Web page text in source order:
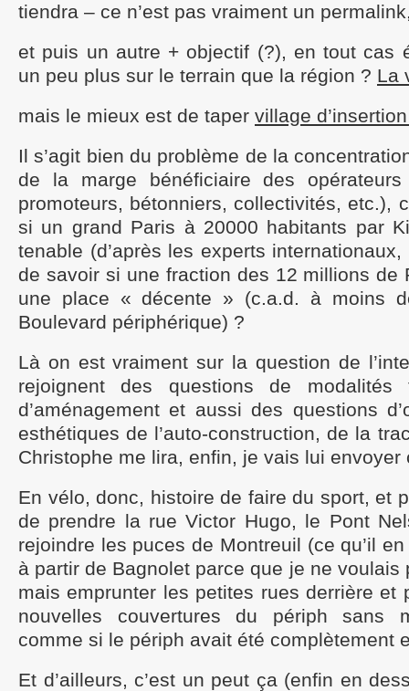
tiendra – ce n’est pas vraiment un
et puis un autre + objectif (?), en tout cas
un peu plus sur le terrain que la région ? La
mais le mieux est de taper village
Il s’agit bien du problème de la
de la marge bénéficiaire des opérateurs
promoteurs, bétonniers, collectivités, etc.),
si un grand Paris à 20000 habitants par
tenable (d’après les experts
de savoir si une fraction des 12 millions de
une place « décente » (c.a.d. à moins
Boulevard périphérique) ?
Là on est vraiment sur la question de
rejoignent des questions de modalités
d’aménagement et aussi des questions
esthétiques de l’auto-construction, de la
Christophe me lira, enfin, je vais lui
En vélo, donc, histoire de faire du sport, et
de prendre la rue Victor Hugo, le Pont
rejoindre les puces de Montreuil (ce qu’il
à partir de Bagnolet parce que je ne voulais
mais emprunter les petites rues derrière et
nouvelles couvertures du périph sans
comme si le périph avait été complètement
Et d’ailleurs, c’est un peut ça (enfin en